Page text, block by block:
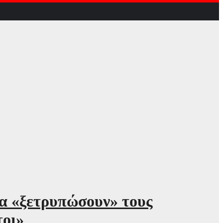
«ξετρυπώσουν» τους